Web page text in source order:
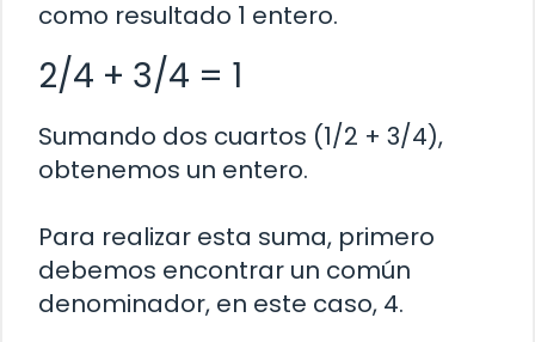
como resultado 1 entero.
2/4 + 3/4 = 1
Sumando dos cuartos (1/2 + 3/4),
obtenemos un entero.
Para realizar esta suma, primero
debemos encontrar un común
denominador, en este caso, 4.